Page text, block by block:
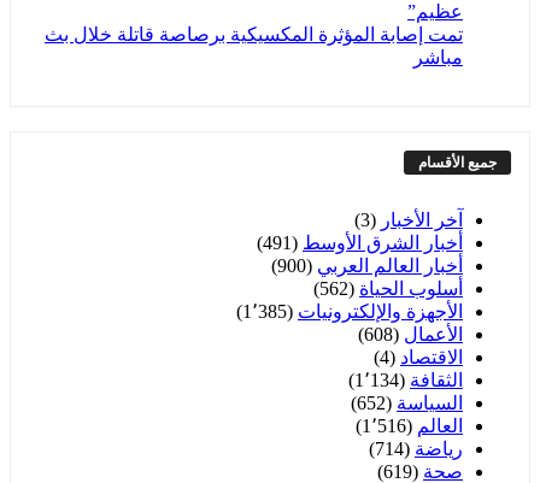
تمت إصابة المؤثرة المكسيكية برصاصة قاتلة خلال بث
الأقسام
آخر الأخبار
أخبار الشرق الأوسط (491)
أخبار العالم العربي
(900)
أسلوب الحياة(562)
الأجهزة والإلكترونيات(1٬385)
الأعمال (608)
الاقتصاد(4)
الثقافة
(1٬134)
السياسة(652)
العالم
رياضة
(714)
صحة(619)